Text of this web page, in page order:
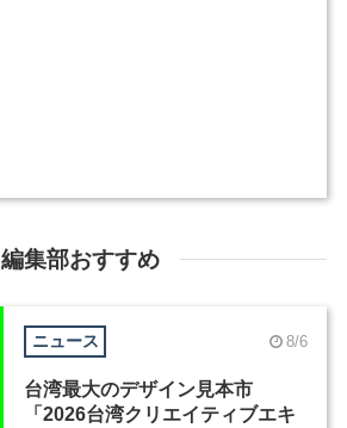
編集部おすすめ
ニュース 8/6
台湾最大のデザイン見本市
「2026台湾クリエイティブエキ